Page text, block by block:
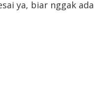
ya, biar nggak ada